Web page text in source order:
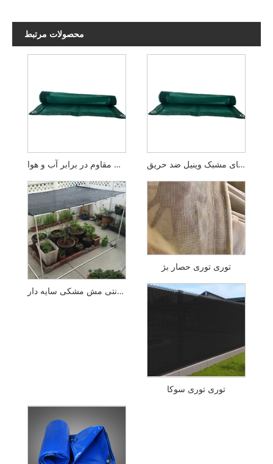
محصولات مرتبط
برزنت مشبک مقاوم در برابر آب و هوا برزنت های مشبک وینیل ضد حریق
توری برزنتی مش مشکی سایه دار
توری توری حصار بژ
توری توری سوکا